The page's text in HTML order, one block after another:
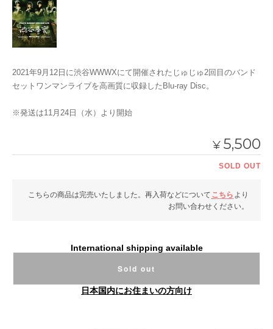
2021年9月12日に渋谷WWWXにて開催されたじゅじゅ2回目のバンド
セットワンマンライブを高画質に収録したBlu-ray Disc。
※発送は11月24日（水）より開始
¥ 5,500
SOLD OUT
こちらの商品は完売いたしました。再入荷などについて こちら より
お問い合わせください。
International shipping available
Sold out
日本国内にお住まいの方向け